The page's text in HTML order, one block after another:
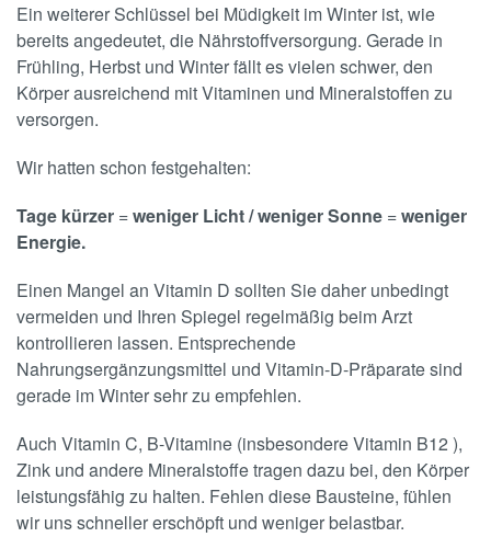
Ein weiterer Schlüssel bei Müdigkeit im Winter ist, wie
bereits angedeutet, die Nährstoffversorgung. Gerade in
Frühling, Herbst und Winter fällt es vielen schwer, den
Körper ausreichend mit Vitaminen und Mineralstoffen zu
versorgen.
Wir hatten schon festgehalten:
Tage kürzer =weniger Licht / weniger Sonne =weniger
Energie.
Einen Mangel an Vitamin D sollten Sie daher unbedingt
vermeiden und Ihren Spiegel regelmäßig beim Arzt
kontrollieren lassen. Entsprechende
Nahrungsergänzungsmittel und Vitamin-D-Präparate sind
gerade im Winter sehr zu empfehlen.
Auch Vitamin C, B-Vitamine (insbesondere Vitamin B12 ),
Zink und andere Mineralstoffe tragen dazu bei, den Körper
leistungsfähig zu halten. Fehlen diese Bausteine, fühlen
wir uns schneller erschöpft und weniger belastbar.